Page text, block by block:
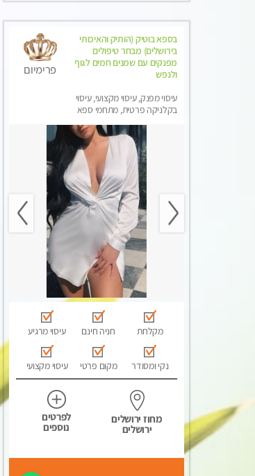
בספא בוטיק (הותיק והאיכותי
בירושלים) מבחר טיפולים
מפנקים עם שמנים חמים לגוף
ולנפש
עיסוי מפנק, עיסוי מקצועי, עיסוי
בקלניקה פרטית, מתחמי ספא
פרימיום
מקלחת חניה חינם עיסוי מרגיע
נקי ומסודר מקום פרטי עיסוי מקצועי
מחוז ירושלים
ירושלים
לפרטים
נוספים